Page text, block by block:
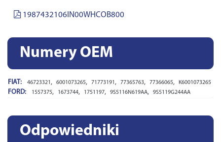
1987432106IN00WHCOB800
Numery OEM
FIAT: 46723321 , 6001073265, 71773191 , 77365763, 77366065, K6001073265
FORD: 1557375, 1673744, 1751197, 9S5116N619AA, 9S5119G244AA
Odpowiedniki